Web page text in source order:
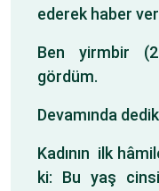
ederek haber
Ben yirmbir
gördüm.
Devamında
Kadının ilk
ki: Bu yaş